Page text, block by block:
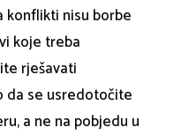
konflikti nisu borbe
koje treba
rješavati
da se usredotočite
a ne na pobjedu u